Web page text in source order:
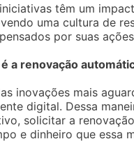
têm um
uma cultura de
por suas
a renovação
inovações mais
digital. Dessa
solicitar a
e dinheiro que essa